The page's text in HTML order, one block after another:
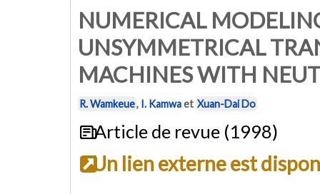
NUMERICAL
UNSYMMETRICAL
MACHINES WITH
R. Wamkeue, I. Kamwaet Xuan-Dai Do
Article de revue (1998)
Un lien externe est